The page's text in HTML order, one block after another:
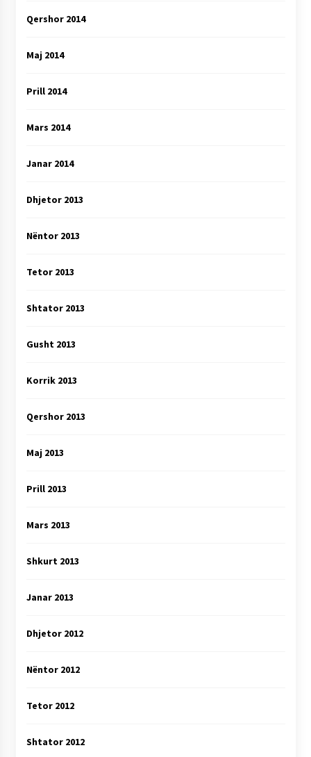
Qershor 2014
Maj 2014
Prill 2014
Mars 2014
Janar 2014
Dhjetor 2013
Nëntor 2013
Tetor 2013
Shtator 2013
Gusht 2013
Korrik 2013
Qershor 2013
Maj 2013
Prill 2013
Mars 2013
Shkurt 2013
Janar 2013
Dhjetor 2012
Nëntor 2012
Tetor 2012
Shtator 2012